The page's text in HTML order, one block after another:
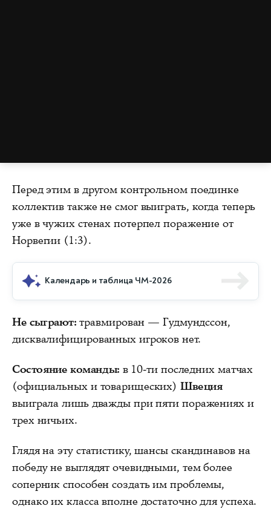
Перед этим в другом контрольном поединке
коллектив также не смог выиграть, когда теперь
уже в чужих стенах потерпел поражение от
Норвегии (1:3).
Календарь и таблица ЧМ-2026
Не сыграют: травмирован — Гудмундссон,
дисквалифицированных игроков нет.
Состояние команды: в 10-ти последних матчах
(официальных и товарищеских)Швеция
выиграла лишь дважды при пяти поражениях и
трех ничьих.
Глядя на эту статистику, шансы скандинавов на
победу не выглядят очевидными, тем более
соперник способен создать им проблемы,
однако их класса вполне достаточно для успеха.